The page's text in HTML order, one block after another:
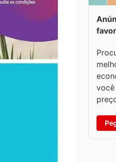
você